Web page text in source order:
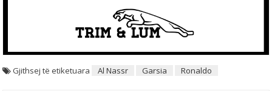
Gjithsej të etiketuara Al Nassr Garsia Ronaldo